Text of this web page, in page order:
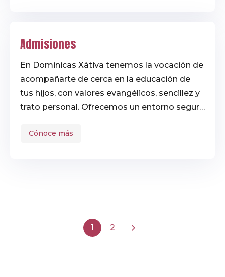
Admisiones
En Dominicas Xàtiva tenemos la vocación de
acompañarte de cerca en la educación de
tus hijos, con valores evangélicos, sencillez y
trato personal. Ofrecemos un entorno seguro
donde la Asociación de Antiguos Alumnos
Cónoce más
1 2